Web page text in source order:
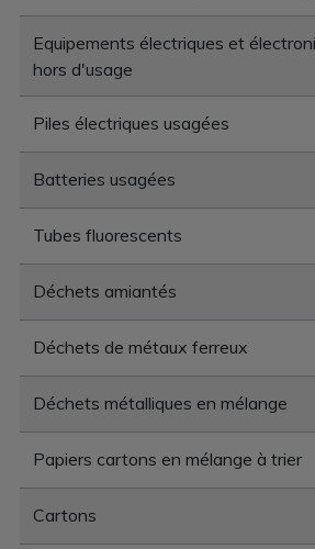
Equipements électriques et
hors d'usage
Piles électriques usagées
Batteries usagées
Tubes fluorescents
Déchets amiantés
Déchets de métaux ferreux
Déchets métalliques en mélange
Papiers cartons en mélange à trier
Cartons